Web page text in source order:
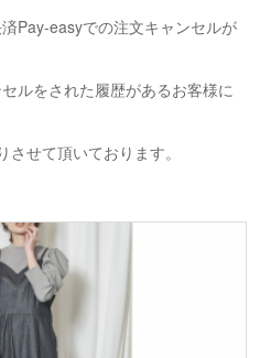
Pay-easyでの注文キャンセルが
ルをされた履歴があるお客様に
せて頂いております。